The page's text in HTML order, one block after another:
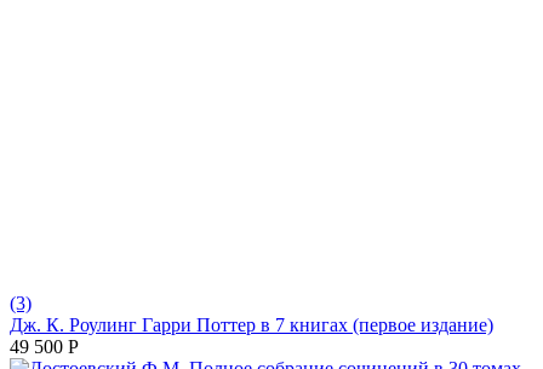
(3)
Дж. К. Роулинг Гарри Поттер в 7 книгах (первое издание)
49 500 Р